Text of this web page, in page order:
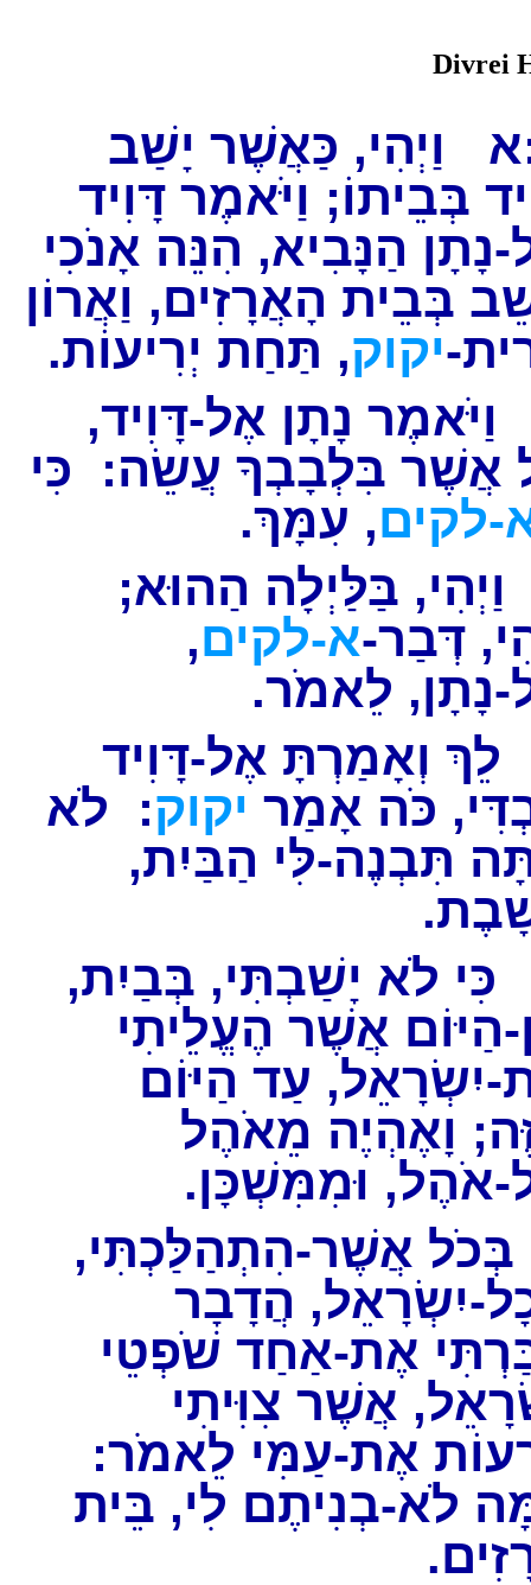
Divrei
וַיְהִי, כַּאֲשֶׁר יָשַׁב
בְּבֵיתוֹ; וַיֹּאמֶר דָּוִיד
נָתָן הַנָּבִיא, הִנֵּה אָנֹכִי
בְּבֵית הָאֲרָזִים, וַאֲרוֹן
יקוק, תַּחַת יְרִיעוֹת.
נָתָן אֶל-דָּוִיד,
אֲשֶׁר בִּלְבָבְךָ עֲשֵׂה: כִּי
לקים, עִמָּךְ.
בַּלַּיְלָה הַהוּא;
דְּבַר-א-לקים,
נָתָן, לֵאמֹר.
וְאָמַרְתָּ אֶל-דָּוִיד
כֹּה אָמַר יקוק: לֹא
תִּבְנֶה-לִּי הַבַּיִת,
לֹא יָשַׁבְתִּי, בְּבַיִת,
הַיּוֹם אֲשֶׁר הֶעֱלֵיתִי
יִשְׂרָאֵל, עַד הַיּוֹם
וָאֶהְיֶה מֵאֹהֶל
אֹהֶל, וּמִמִּשְׁכָּן.
אֲשֶׁר-הִתְהַלַּכְתִּי,
יִשְׂרָאֵל, הֲדָבָר
אֶת-אַחַד שֹׁפְטֵי
אֲשֶׁר צִוִּיתִי
אֶת-עַמִּי לֵאמֹר:
לֹא-בְנִיתֶם לִי, בֵּית